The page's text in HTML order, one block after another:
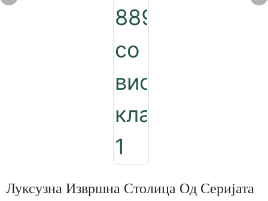
Луксузна Извршна Столица Од Серијата